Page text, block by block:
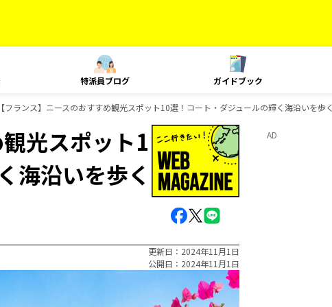
特派員ブログ ガイドブック
【フランス】ニースのおすすめ観光スポット10選！コート・ダジュールの輝く海沿いを歩く
光スポット1
海沿いを歩く
更新日
2024年11月1日
公開日
2024年11月1日
AD